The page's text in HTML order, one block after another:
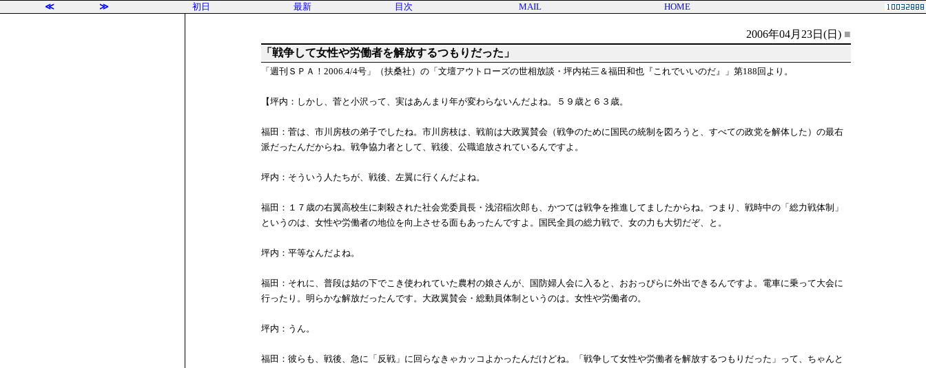
≪ ≫ 初日 最新 目次 MAIL HOME
2006年04月23日(日) ■
「戦争して女性や労働者を解放するつもりだった」
「週刊ＳＰＡ！2006.4/4号」（扶桑社）の「文壇アウトローズの世相放談・坪内祐三＆福田和也『これでいいのだ』」第188回より。
【坪内：しかし、菅と小沢って、実はあんまり年が変わらないんだよね。５９歳と６３歳。
福田：菅は、市川房枝の弟子でしたね。市川房枝は、戦前は大政翼賛会（戦争のために国民の統制を図ろうと、すべての政党を解体した）の最右
派だったんだからね。戦争協力者として、戦後、公職追放されているんですよ。
坪内：そういう人たちが、戦後、左翼に行くんだよね。
福田：１７歳の右翼高校生に刺殺された社会党委員長・浅沼稲次郎も、かつては戦争を推進してましたからね。つまり、戦時中の「総力戦体制」
というのは、女性や労働者の地位を向上させる面もあったんですよ。国民全員の総力戦で、女の力も大切だぞ、と。
坪内：平等なんだよね。
福田：それに、普段は姑の下でこき使われていた農村の娘さんが、国防婦人会に入ると、おおっぴらに外出できるんですよ。電車に乗って大会に
行ったり。明らかな解放だったんです。大政翼賛会・総動員体制というのは。女性や労働者の。
坪内：うん。
福田：彼らも、戦後、急に「反戦」に回らなきゃカッコよかったんだけどね。「戦争して女性や労働者を解放するつもりだった」って、ちゃんと